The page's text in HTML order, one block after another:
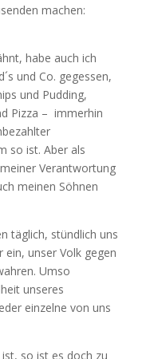
machen:
habe auch ich
und Co. gegessen,
und Pudding,
Pizza – immerhin
so ist. Aber als
Verantwortung
meinen Söhnen
täglich, stündlich uns
ein, unser Volk gegen
Umso
unseres
einzelne von uns
so ist es doch zu